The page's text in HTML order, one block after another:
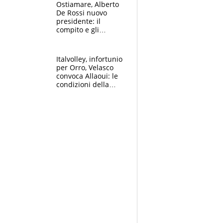
Ostiamare, Alberto
De Rossi nuovo
presidente: il
compito e gli
Italvolley, infortunio
per Orro, Velasco
convoca Allaoui: le
condizioni della